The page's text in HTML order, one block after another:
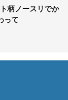
柄ノースリでか
って